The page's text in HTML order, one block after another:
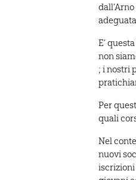
E’
non
; i nostri
Per
quali
Nel
nuovi
iscrizioni